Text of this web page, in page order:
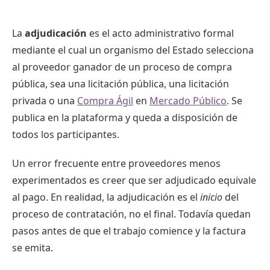
La adjudicación es el acto administrativo formal
mediante el cual un organismo del Estado selecciona
al proveedor ganador de un proceso de compra
pública, sea una licitación pública, una licitación
privada o una Compra Ágil en Mercado Público. Se
publica en la plataforma y queda a disposición de
todos los participantes.
Un error frecuente entre proveedores menos
experimentados es creer que ser adjudicado equivale
al pago. En realidad, la adjudicación es el inicio del
proceso de contratación, no el final. Todavía quedan
pasos antes de que el trabajo comience y la factura
se emita.